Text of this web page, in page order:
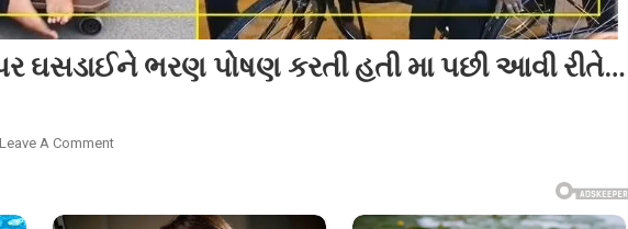
પર ઘસડાઈને ભરણ પોષણ કરતી હતી મા પછી આવી રીતે…
Leave A CommentOn
માટે